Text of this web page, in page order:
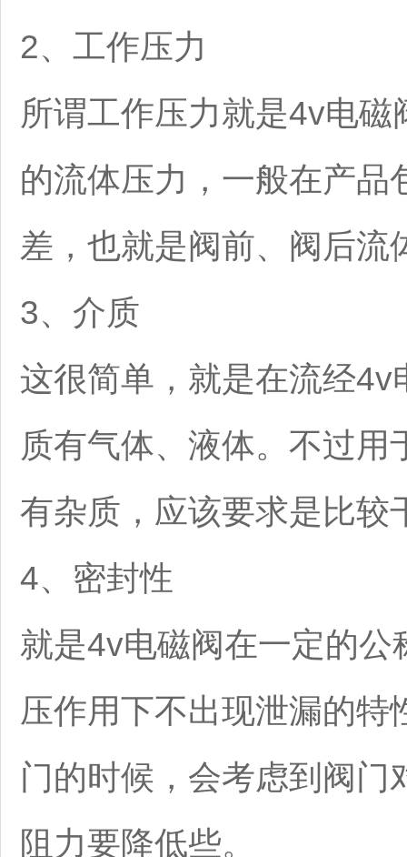
2、工作压力
所谓工作压力就是4v电
的流体压力，一般在产品
差，也就是阀前、阀后流
3、介质
这很简单，就是在流经
质有气体、液体。不过
有杂质，应该要求是比较
4、密封性
就是4v电磁阀在一定的
压作用下不出现泄漏的特
门的时候，会考虑到阀门
阻力要降低些。